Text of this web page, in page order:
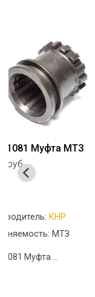
70-1601081
ведомого
арт. 82 руб
70-1601081